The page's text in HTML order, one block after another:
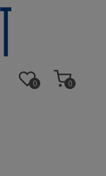
0
0